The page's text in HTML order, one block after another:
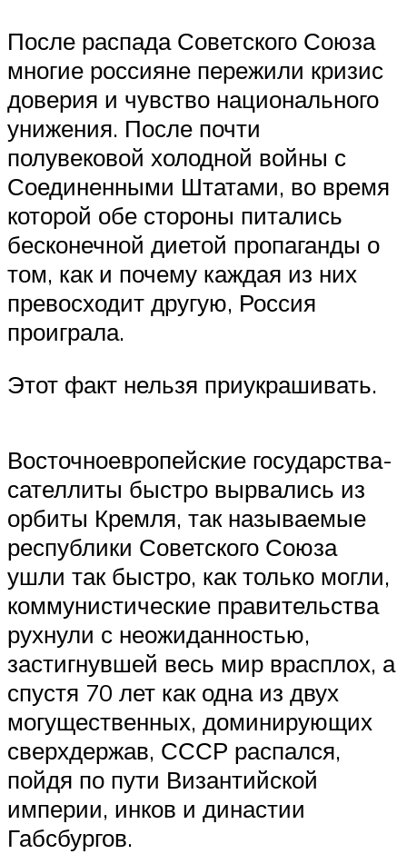
После распада Советского Союза
многие россияне пережили кризис
доверия и чувство национального
унижения. После почти
полувековой холодной войны с
Соединенными Штатами, во время
которой обе стороны питались
бесконечной диетой пропаганды о
том, как и почему каждая из них
превосходит другую, Россия
проиграла.
Этот факт нельзя приукрашивать.
Восточноевропейские государства-
сателлиты быстро вырвались из
орбиты Кремля, так называемые
республики Советского Союза
ушли так быстро, как только могли,
коммунистические правительства
рухнули с неожиданностью,
застигнувшей весь мир врасплох, а
спустя 70 лет как одна из двух
могущественных, доминирующих
сверхдержав, СССР распался,
пойдя по пути Византийской
империи, инков и династии
Габсбургов.